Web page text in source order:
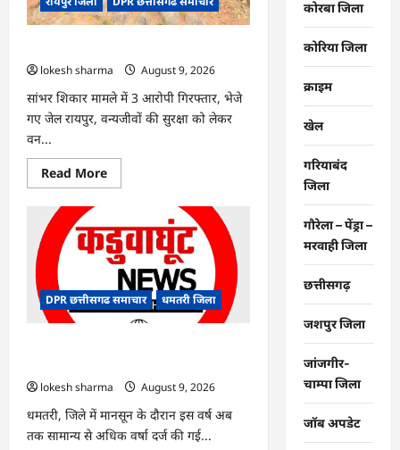
lokesh sharma
August 9, 2026
सांभर शिकार मामले में 3 आरोपी गिरफ्तार, भेजे
गए जेल रायपुर, वन्यजीवों की सुरक्षा को लेकर
वन...
Read MoreRead
more
वन्यजीव
तस्करों
पर
कड़ी
कार्रवाई
DPR छत्तीसगढ समाचार धमतरी जिला
lokesh sharma
August 9, 2026
धमतरी, जिले में मानसून के दौरान इस वर्ष अब
तक सामान्य से अधिक वर्षा दर्ज की गई...
कोरबा जिला
कोरिया जिला
क्राइम
खेल
गरियाबंद
जिला
गौरेला – पेंड्रा –
मरवाही जिला
छत्तीसगढ़
जशपुर जिला
जांजगीर-
चाम्पा जिला
जॉब अपडेट